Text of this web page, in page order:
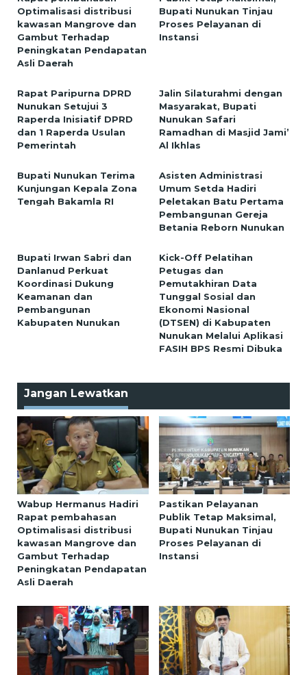
Optimalisasi distribusi
kawasan Mangrove dan
Gambut Terhadap
Peningkatan Pendapatan
Asli Daerah
Bupati Nunukan Tinjau
Proses Pelayanan di
Instansi
Rapat Paripurna DPRD
Nunukan Setujui 3
Raperda Inisiatif DPRD
dan 1 Raperda Usulan
Pemerintah
Jalin Silaturahmi dengan
Masyarakat, Bupati
Nunukan Safari
Ramadhan di Masjid Jami’
Al Ikhlas
Bupati Nunukan Terima
Kunjungan Kepala Zona
Tengah Bakamla RI
Asisten Administrasi
Umum Setda Hadiri
Peletakan Batu Pertama
Pembangunan Gereja
Betania Reborn Nunukan
Bupati Irwan Sabri dan
Danlanud Perkuat
Koordinasi Dukung
Keamanan dan
Pembangunan
Kabupaten Nunukan
Kick-Off Pelatihan
Petugas dan
Pemutakhiran Data
Tunggal Sosial dan
Ekonomi Nasional
(DTSEN) di Kabupaten
Nunukan Melalui Aplikasi
FASIH BPS Resmi Dibuka
Jangan Lewatkan
Wabup Hermanus Hadiri
Rapat pembahasan
Optimalisasi distribusi
kawasan Mangrove dan
Gambut Terhadap
Peningkatan Pendapatan
Asli Daerah
Pastikan Pelayanan
Publik Tetap Maksimal,
Bupati Nunukan Tinjau
Proses Pelayanan di
Instansi